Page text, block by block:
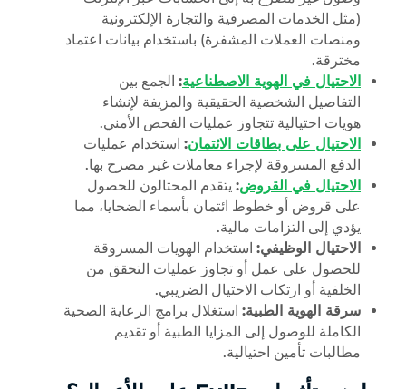
(مثل الخدمات المصرفية والتجارة الإلكترونية
ومنصات العملات المشفرة) باستخدام بيانات اعتماد
مخترقة.
الاحتيال في الهوية الاصطناعية: الجمع بين
التفاصيل الشخصية الحقيقية والمزيفة لإنشاء
هويات احتيالية تتجاوز عمليات الفحص الأمني.
الاحتيال على بطاقات الائتمان: استخدام عمليات
الدفع المسروقة لإجراء معاملات غير مصرح بها.
الاحتيال في القروض: يتقدم المحتالون للحصول
على قروض أو خطوط ائتمان بأسماء الضحايا، مما
يؤدي إلى التزامات مالية.
الاحتيال الوظيفي: استخدام الهويات المسروقة
للحصول على عمل أو تجاوز عمليات التحقق من
الخلفية أو ارتكاب الاحتيال الضريبي.
سرقة الهوية الطبية: استغلال برامج الرعاية الصحية
الكاملة للوصول إلى المزايا الطبية أو تقديم
مطالبات تأمين احتيالية.